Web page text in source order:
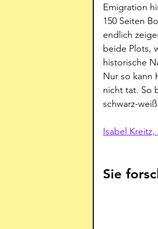
Emigration
150 Seiten
endlich
beide Plots,
historische
Nur so kann
nicht tat. So
schwarz-
Isabel
Sie